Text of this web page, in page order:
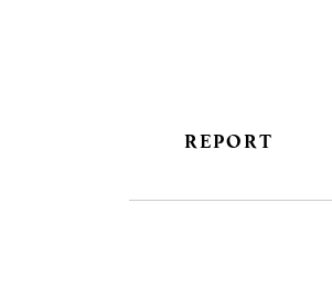
REPORT